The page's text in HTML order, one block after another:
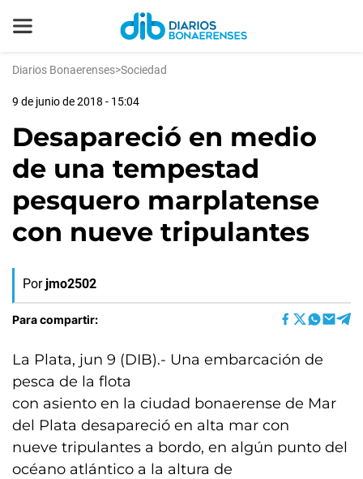
Diarios Bonaerenses>Sociedad
9 de junio de 2018 - 15:04
Desapareció en medio
de una tempestad
pesquero marplatense
con nueve tripulantes
Por jmo2502
Para compartir:
La Plata, jun 9 (DIB).- Una embarcación de
pesca de la flota
con asiento en la ciudad bonaerense de Mar
del Plata desapareció en alta mar con
nueve tripulantes a bordo, en algún punto del
océano atlántico a la altura de